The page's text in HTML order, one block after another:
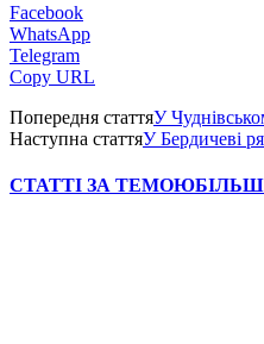
Facebook
WhatsApp
Telegram
Copy URL
Попередня статтяУ
Наступна статтяУ Бердичеві
СТАТТІ ЗА ТЕМОЮ